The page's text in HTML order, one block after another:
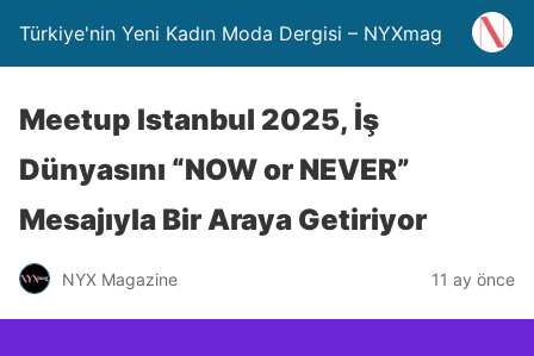
Türkiye'nin Yeni Kadın Moda Dergisi – NYXmag
Meetup Istanbul 2025, İş
Dünyasını “NOW or NEVER”
Mesajıyla Bir Araya Getiriyor
NYX Magazine 11 ay önce